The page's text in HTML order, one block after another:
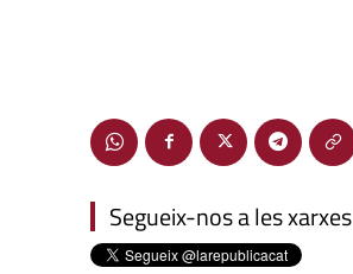
Segueix-nos a les xarxes